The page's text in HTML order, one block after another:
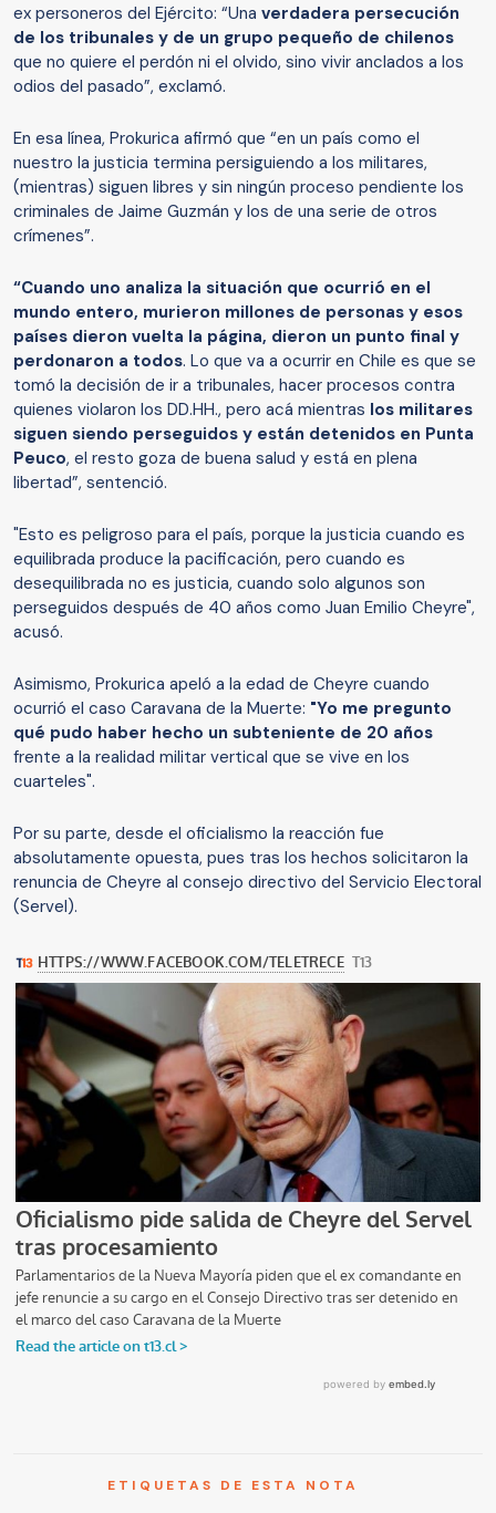
ex personeros del Ejército: “Una verdadera persecución
de los tribunales y de un grupo pequeño de chilenos
que no quiere el perdón ni el olvido, sino vivir anclados a los
odios del pasado”, exclamó.
En esa línea, Prokurica afirmó que “en un país como el
nuestro la justicia termina persiguiendo a los militares,
(mientras) siguen libres y sin ningún proceso pendiente los
criminales de Jaime Guzmán y los de una serie de otros
crímenes”.
“Cuando uno analiza la situación que ocurrió en el
mundo entero, murieron millones de personas y esos
países dieron vuelta la página, dieron un punto final y
perdonaron a todos. Lo que va a ocurrir en Chile es que se
tomó la decisión de ir a tribunales, hacer procesos contra
quienes violaron los DD.HH., pero acá mientras los militares
siguen siendo perseguidos y están detenidos en Punta
Peuco, el resto goza de buena salud y está en plena
libertad”, sentenció.
"Esto es peligroso para el país, porque la justicia cuando es
equilibrada produce la pacificación, pero cuando es
desequilibrada no es justicia, cuando solo algunos son
perseguidos después de 40 años como Juan Emilio Cheyre",
acusó.
Asimismo, Prokurica apeló a la edad de Cheyre cuando
ocurrió el caso Caravana de la Muerte: "Yo me pregunto
qué pudo haber hecho un subteniente de 20 años
frente a la realidad militar vertical que se vive en los
cuarteles".
Por su parte, desde el oficialismo la reacción fue
absolutamente opuesta, pues tras los hechos solicitaron la
renuncia de Cheyre al consejo directivo del Servicio Electoral
(Servel).
ETIQUETAS DE ESTA NOTA